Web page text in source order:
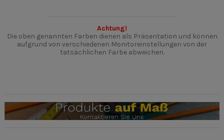
Achtung!
Die oben genannten Farben dienen als Präsentation und können
aufgrund von verschiedenen Monitoreinstellungen von der
tatsächlichen Farbe abweichen.